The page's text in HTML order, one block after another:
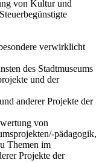
von Kultur und
verwirklicht
des Stadtmuseums
und der
anderer Projekte der
von
pädagogik,
Themen im
Projekte der